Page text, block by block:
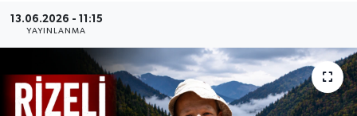
13.06.2026 - 11:15
YAYINLANMA
Sağlık
Tüm Manşetler
Son Dakika Haberleri
Haber Arşivi